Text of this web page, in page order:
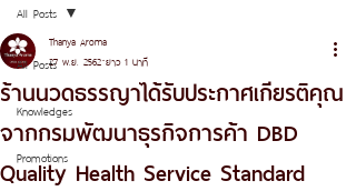
All Posts
Knowledges
Promotions
All Posts
ร้านนวดธรรญาได้รับประกาศเกียรติคุณ
จากกรมพัฒนาธุรกิจการค้า DBD
Quality Health Service Standard
Thanya Aroma
27 พ.ย. 2562 ยาว 1 นาที